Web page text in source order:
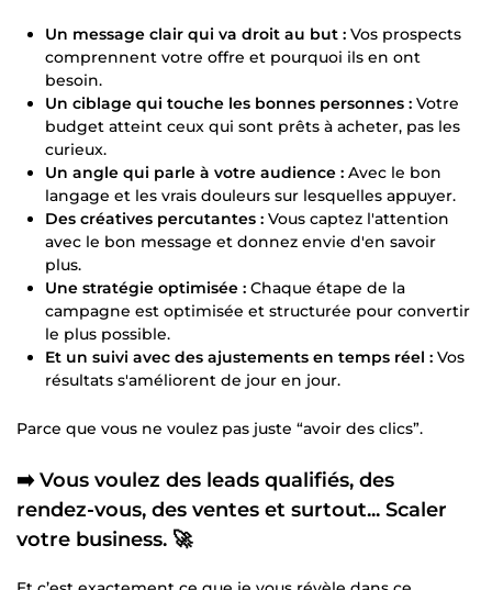
Un message clair qui va droit au but : Vos prospects
comprennent votre offre et pourquoi ils en ont
besoin.
Un ciblage qui touche les bonnes personnes : Votre
budget atteint ceux qui sont prêts à acheter, pas les
curieux.
Un angle qui parle à votre audience : Avec le bon
langage et les vrais douleurs sur lesquelles appuyer.
Des créatives percutantes : Vous captez l'attention
avec le bon message et donnez envie d'en savoir
plus.
Une stratégie optimisée : Chaque étape de la
campagne est optimisée et structurée pour convertir
le plus possible.
Et un suivi avec des ajustements en temps réel : Vos
résultats s'améliorent de jour en jour.
Parce que vous ne voulez pas juste “avoir des clics”.
➡️ Vous voulez des leads qualifiés, des
rendez-vous, des ventes et surtout... Scaler
votre business. 🚀